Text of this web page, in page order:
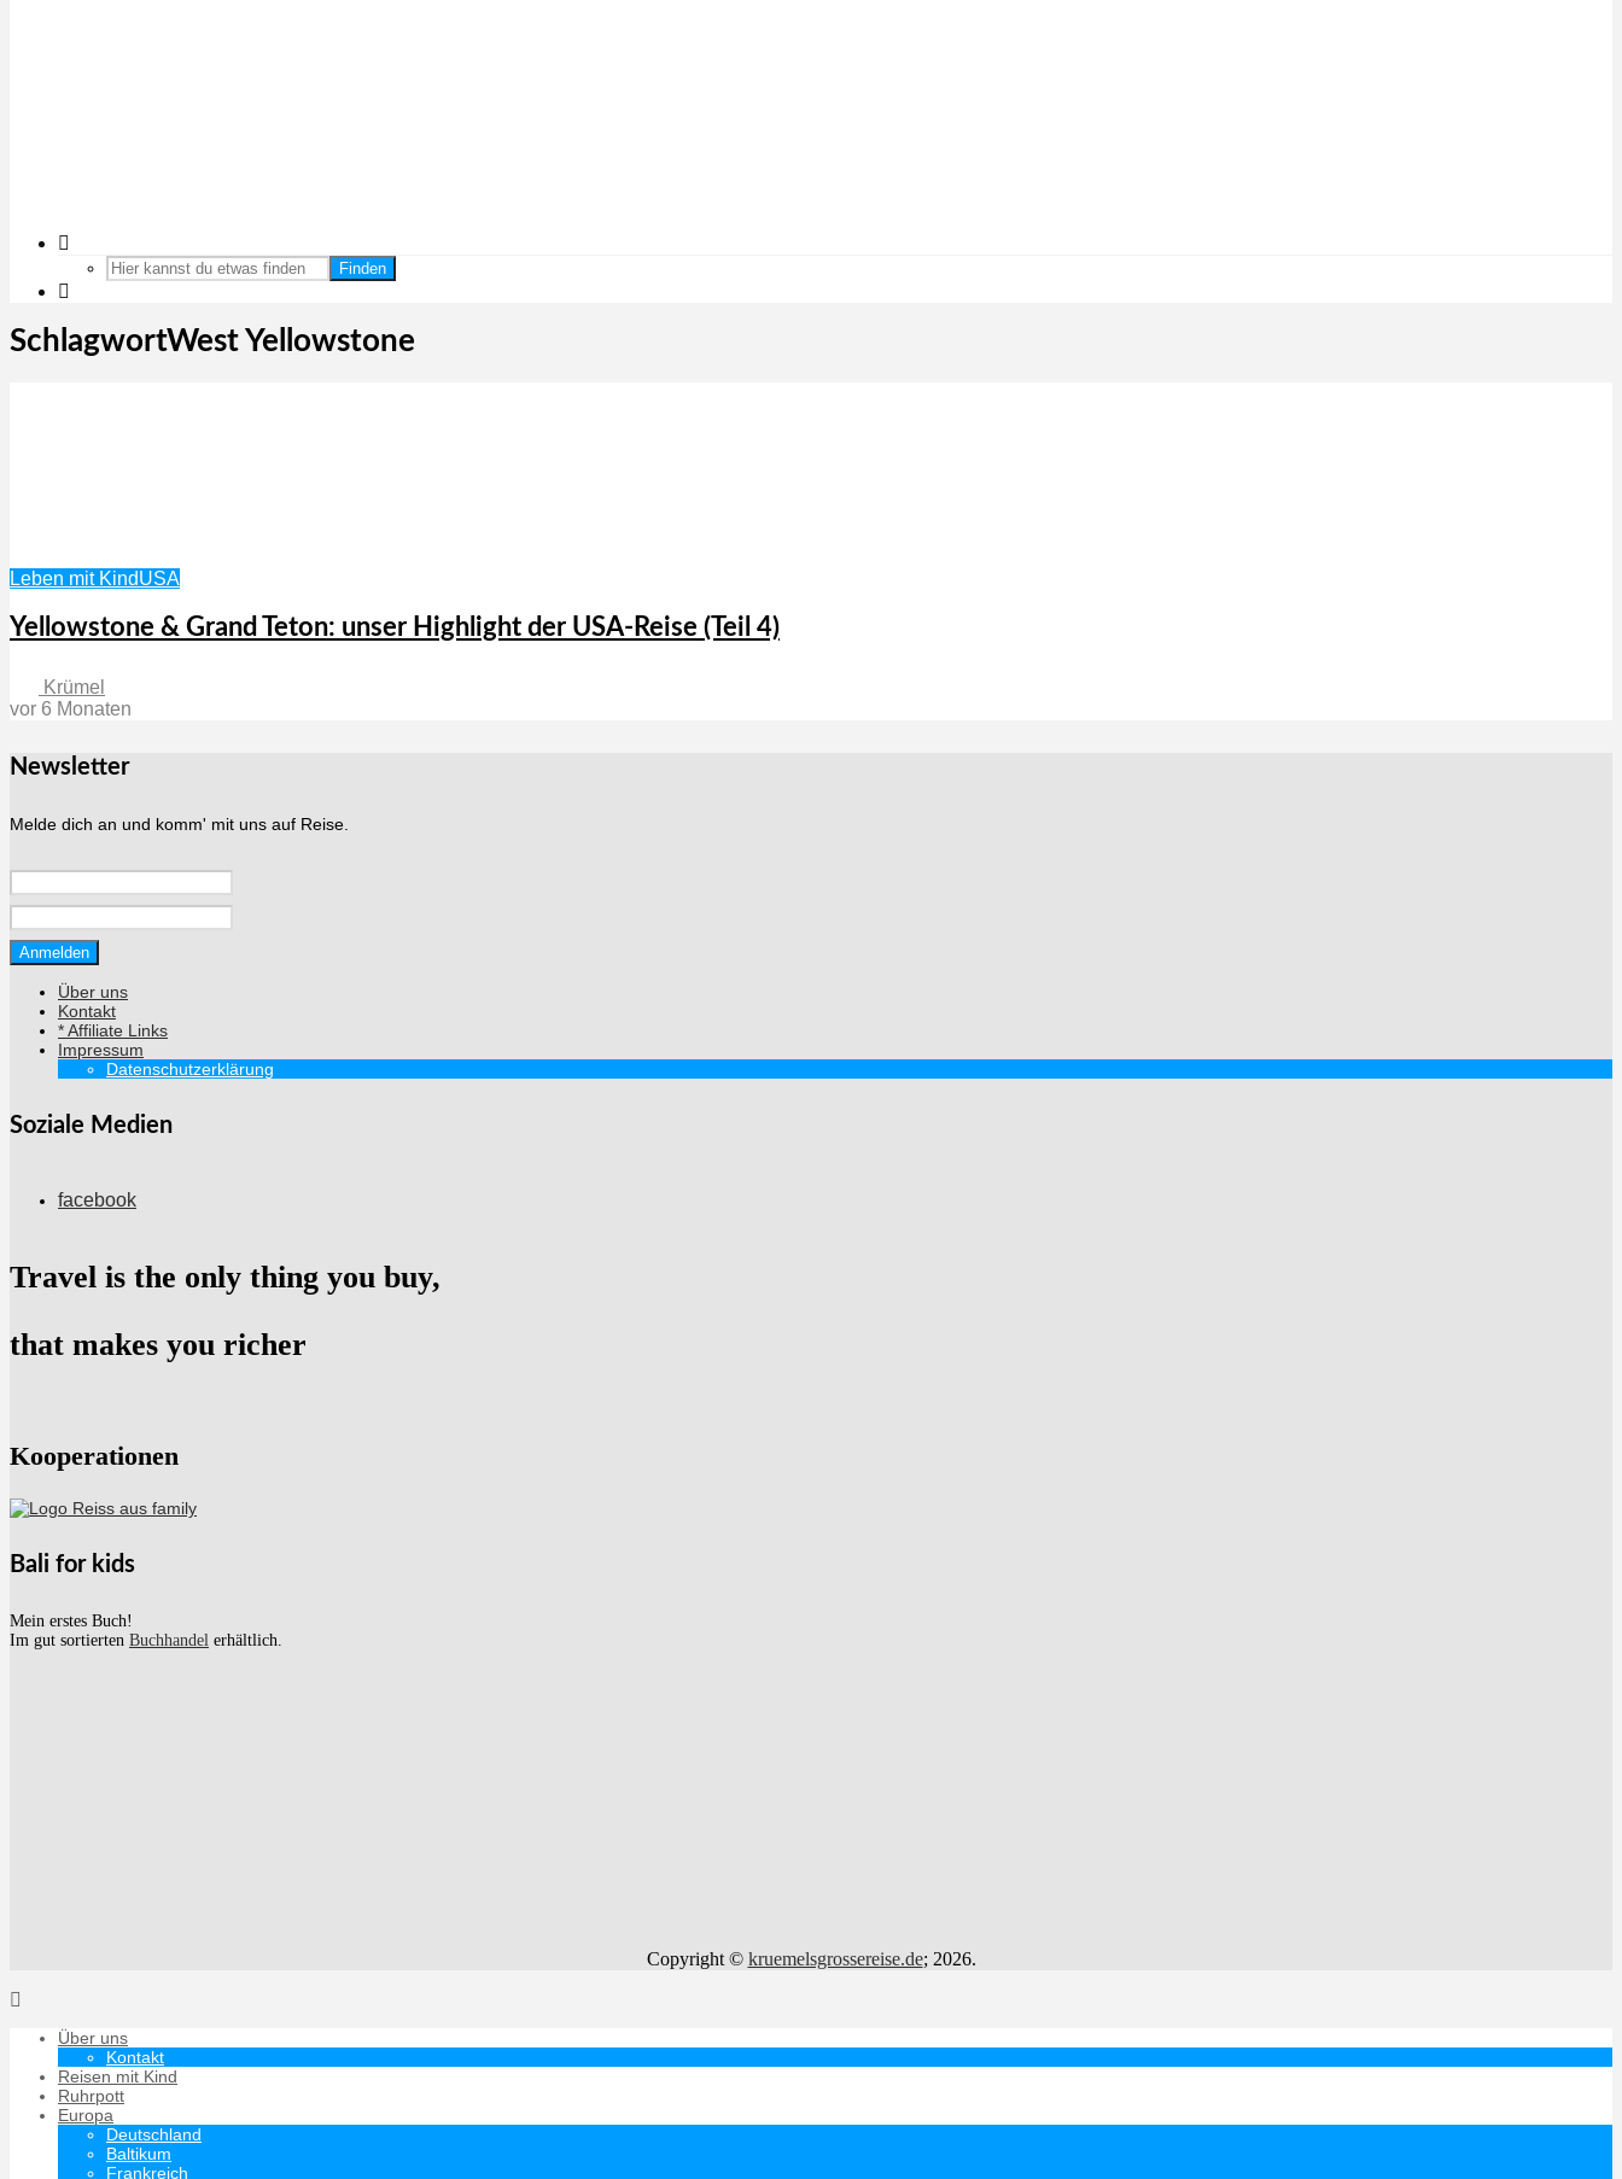
Finden
SchlagwortWest Yellowstone
Leben mit KindUSA
Yellowstone & Grand Teton: unser Highlight der USA-Reise (Teil 4)
Krümel
vor 6 Monaten
Newsletter
Melde dich an und komm' mit uns auf Reise.
Über uns
Kontakt
* Affiliate Links
Impressum
Datenschutzerklärung
Soziale Medien
facebook
Travel is the only thing you buy,
that makes you richer
Kooperationen
Bali for kids
Mein erstes Buch!
Im gut sortierten Buchhandel erhältlich.
Copyright © kruemelsgrossereise.de; 2026.
Über uns
Kontakt
Reisen mit Kind
Ruhrpott
Europa
Deutschland
Baltikum
Frankreich